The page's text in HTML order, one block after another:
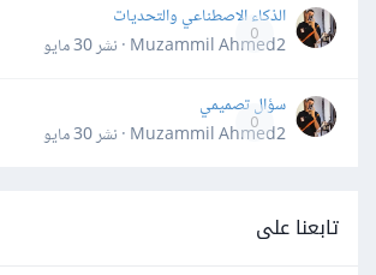
0
الذكاء الاصطناعي والتحديات
Muzammil Ahmed2 · نشر
30 مايو
0
سؤال تصميمي
Muzammil Ahmed2 · نشر
30 مايو
تابعنا على